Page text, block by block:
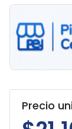
Precio